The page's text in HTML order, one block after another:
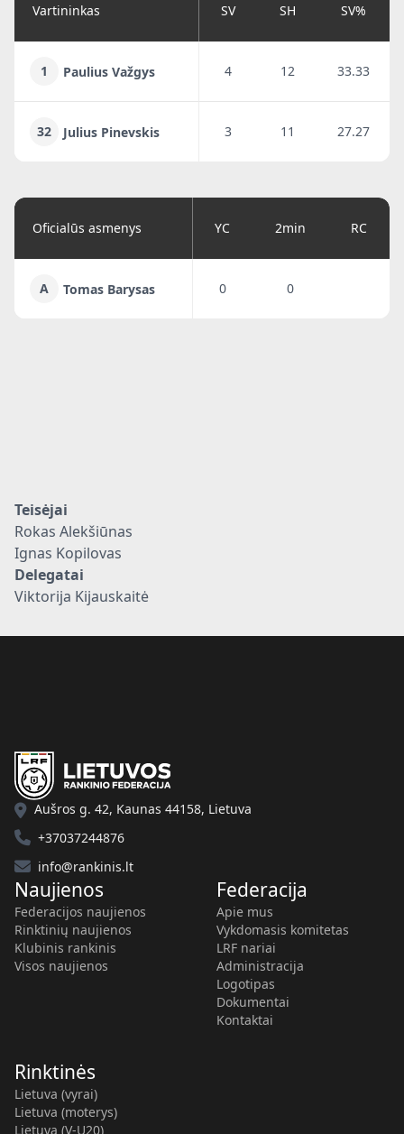
Vartininkas SV SH SV%
1 Paulius Važgys 4 12 33.33
32 Julius Pinevskis 3 11 27.27
Oficialūs asmenys YC 2min RC
A Tomas Barysas 0 0
Teisėjai
Rokas Alekšiūnas
Ignas Kopilovas
Delegatai
Viktorija Kijauskaitė
Aušros g. 42, Kaunas 44158, Lietuva
+37037244876
info@rankinis.lt
Naujienos
Federacijos naujienos
Rinktinių naujienos
Klubinis rankinis
Visos naujienos
Federacija
Apie mus
Vykdomasis komitetas
LRF nariai
Administracija
Logotipas
Dokumentai
Kontaktai
Rinktinės
Lietuva (vyrai)
Lietuva (moterys)
Lietuva (V-U20)